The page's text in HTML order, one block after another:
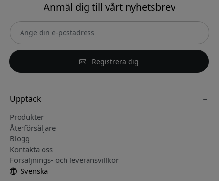
Anmäl dig till vårt nyhetsbrev
Registrera dig
Upptäck
Produkter
Återförsäljare
Blogg
Kontakta oss
Försäljnings- och leveransvillkor
Svenska